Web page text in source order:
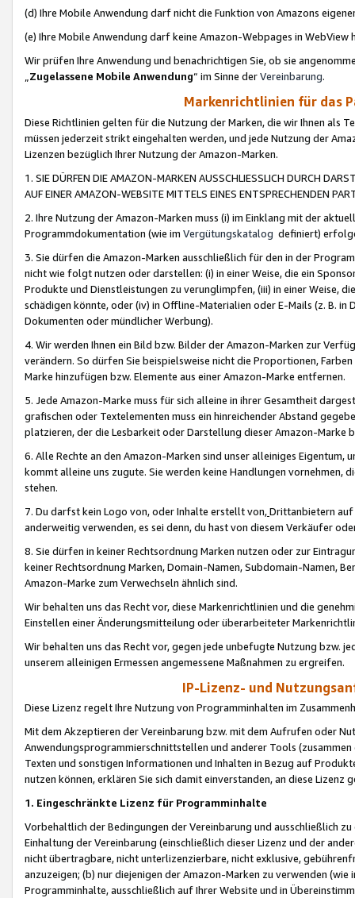
(d) Ihre Mobile Anwendung darf nicht die Funktion von Amazons
(e) Ihre Mobile Anwendung darf keine Amazon-Webpages in WebView
Wir prüfen Ihre Anwendung und benachrichtigen Sie, ob sie
„Zugelassene Mobile Anwendung“ im Sinne derVereinbarung.
Markenrichtlinien für das
Diese Richtlinien gelten für die Nutzung der Marken, die wir Ihnen als
müssen jederzeit strikt eingehalten werden, und jede Nutzung der
Lizenzen bezüglich Ihrer Nutzung der Amazon-Marken.
1. SIE DÜRFEN DIE AMAZON-MARKEN AUSSCHLIESSLICH DURCH
AUF EINER AMAZON-WEBSITE MITTELS EINES ENTSPRECHENDEN
2. Ihre Nutzung der Amazon-Marken muss (i) im Einklang mit der
Programmdokumentation (wie im Vergütungskatalog definiert)
3. Sie dürfen die Amazon-Marken ausschließlich für den in der
nicht wie folgt nutzen oder darstellen: (i) in einer Weise, die ein
Produkte und Dienstleistungen zu verunglimpfen, (iii) in einer Weise,
schädigen könnte, oder (iv) in Offline-Materialien oder E-Mails (z. B. in
Dokumenten oder mündlicher Werbung).
4. Wir werden Ihnen ein Bild bzw. Bilder der Amazon-Marken zur
verändern. So dürfen Sie beispielsweise nicht die Proportionen,
Marke hinzufügen bzw. Elemente aus einer Amazon-Marke entfernen.
5. Jede Amazon-Marke muss für sich alleine in ihrer Gesamtheit
grafischen oder Textelementen muss ein hinreichender Abstand
platzieren, der die Lesbarkeit oder Darstellung dieser Amazon-Marke
6. Alle Rechte an den Amazon-Marken sind unser alleiniges
kommt alleine uns zugute. Sie werden keine Handlungen vornehmen,
stehen.
7. Du darfst kein Logo von, oder Inhalte erstellt von,Drittanbietern auf
anderweitig verwenden, es sei denn, du hast von diesem Verkäufer
8. Sie dürfen in keiner Rechtsordnung Marken nutzen oder zur
keiner Rechtsordnung Marken, Domain-Namen, Subdomain-Namen,
Amazon-Marke zum Verwechseln ähnlich sind.
Wir behalten uns das Recht vor, diese Markenrichtlinien und die
Einstellen einer Änderungsmitteilung oder überarbeiteter
Wir behalten uns das Recht vor, gegen jede unbefugte Nutzung bzw.
unserem alleinigen Ermessen angemessene Maßnahmen zu ergreifen.
IP-Lizenz- und
Diese Lizenz regelt Ihre Nutzung von Programminhalten im
Mit dem Akzeptieren der Vereinbarung bzw. mit dem Aufrufen oder
Anwendungsprogrammierschnittstellen und anderer Tools (zusammen
Texten und sonstigen Informationen und Inhalten in Bezug auf
nutzen können, erklären Sie sich damit einverstanden, an diese Lizenz
1. Eingeschränkte Lizenz für Programminhalte
Vorbehaltlich der Bedingungen der Vereinbarung und ausschließlich
Einhaltung der Vereinbarung (einschließlich dieser Lizenz und der
nicht übertragbare, nicht unterlizenzierbare, nicht exklusive,
anzuzeigen; (b) nur diejenigen der Amazon-Marken zu verwenden
Programminhalte, ausschließlich auf Ihrer Website und in